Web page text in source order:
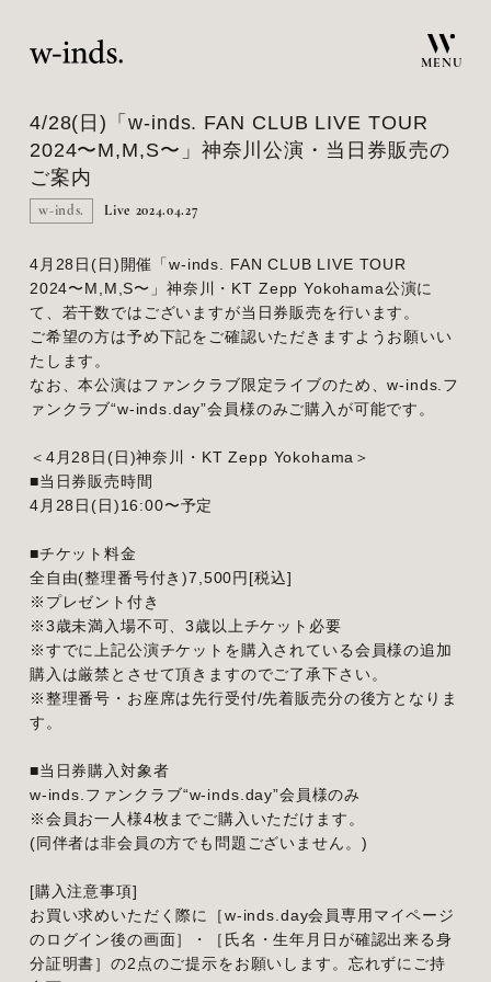
MENU
4/28(日)「w-inds. FAN CLUB LIVE TOUR
2024〜M,M,S〜」神奈川公演・当日券販売の
ご案内
w-inds. Live 2024.04.27
4月28日(日)開催「w-inds. FAN CLUB LIVE TOUR
2024〜M,M,S〜」神奈川・KT Zepp Yokohama公演に
て、若干数ではございますが当日券販売を行います。
ご希望の方は予め下記をご確認いただきますようお願いい
たします。
なお、本公演はファンクラブ限定ライブのため、w-inds.フ
ァンクラブ“w-inds.day”会員様のみご購入が可能です。
＜4月28日(日)神奈川・KT Zepp Yokohama＞
■当日券販売時間
4月28日(日)16:00〜予定
■チケット料金
全自由(整理番号付き)7,500円[税込]
※プレゼント付き
※3歳未満入場不可、3歳以上チケット必要
※すでに上記公演チケットを購入されている会員様の追加
購入は厳禁とさせて頂きますのでご了承下さい。
※整理番号・お座席は先行受付/先着販売分の後方となりま
す。
■当日券購入対象者
w-inds.ファンクラブ“w-inds.day”会員様のみ
※会員お一人様4枚までご購入いただけます。
(同伴者は非会員の方でも問題ございません。)
[購入注意事項]
お買い求めいただく際に［w-inds.day会員専用マイページ
のログイン後の画面］・［氏名・生年月日が確認出来る身
分証明書］の2点のご提示をお願いします。忘れずにご持